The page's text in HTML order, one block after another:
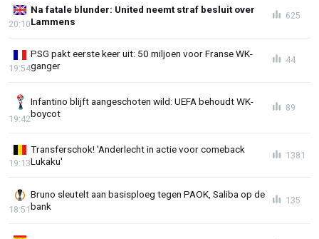
Na fatale blunder: United neemt straf besluit over
Lammens
20:10
625
PSG pakt eerste keer uit: 50 miljoen voor Franse WK-
ganger
19:54
44
Infantino blijft aangeschoten wild: UEFA behoudt WK-
boycot
19:42
89
Transferschok! 'Anderlecht in actie voor comeback
Lukaku'
19:13
1381
Bruno sleutelt aan basisploeg tegen PAOK, Saliba op de
bank
18:51
135